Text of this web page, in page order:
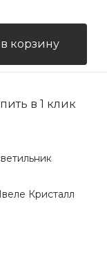
корзину
в 1 клик
Кристалл